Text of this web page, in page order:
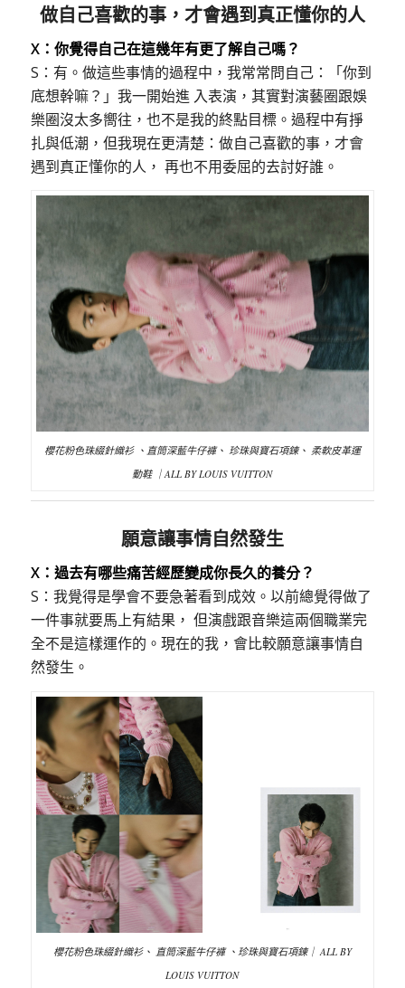
做自己喜歡的事，才會遇到真正懂你的人
X：你覺得自己在這幾年有更了解自己嗎？
S：有。做這些事情的過程中，我常常問自己：「你到
底想幹嘛？」我一開始進 入表演，其實對演藝圈跟娛
樂圈沒太多嚮往，也不是我的終點目標。過程中有掙
扎與低潮，但我現在更清楚：做自己喜歡的事，才會
遇到真正懂你的人， 再也不用委屈的去討好誰。
櫻花粉色珠綴針織衫 、直筒深藍牛仔褲、 珍珠與寶石項鍊、 柔軟皮革運
動鞋 ｜ALL BY LOUIS VUITTON
願意讓事情自然發生
X：過去有哪些痛苦經歷變成你長久的養分？
S：我覺得是學會不要急著看到成效。以前總覺得做了
一件事就要馬上有結果， 但演戲跟音樂這兩個職業完
全不是這樣運作的。現在的我，會比較願意讓事情自
然發生。
櫻花粉色珠綴針織衫、 直筒深藍牛仔褲 、珍珠與寶石項鍊｜ ALL BY
LOUIS VUITTON